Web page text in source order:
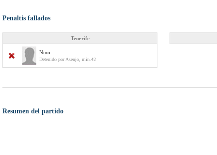
Penaltis fallados
Tenerife
Nino
Detenido por Asenjo, min.42
Resumen del partido